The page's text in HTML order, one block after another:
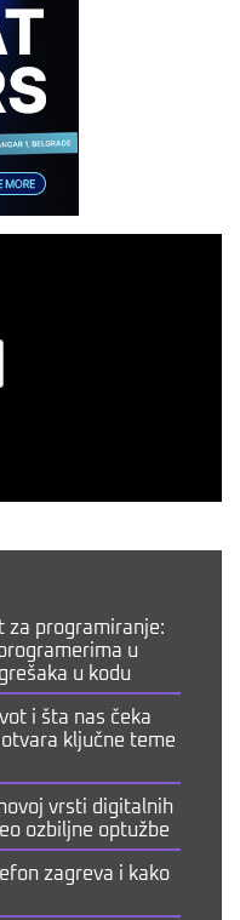
za programiranje:
u
u kodu
i šta nas čeka
ključne teme
vrsti digitalnih
ozbiljne optužbe
zagreva i kako